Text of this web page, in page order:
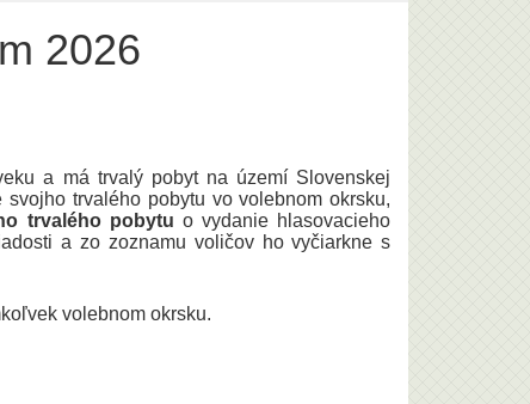
2026
a má trvalý pobyt na území Slovenskej
trvalého pobytu vo volebnom okrsku,
trvalého pobytu o vydanie hlasovacieho
a zo zoznamu voličov ho vyčiarkne s
volebnom okrsku.